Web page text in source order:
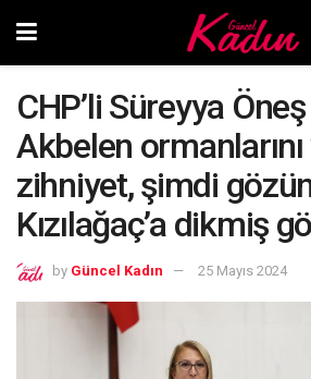
CHP’li Süreyya
Akbelen
zihniyet, şimdi
Kızılağaç’a dikmiş
by Güncel Kadın 25 Mayıs 2024